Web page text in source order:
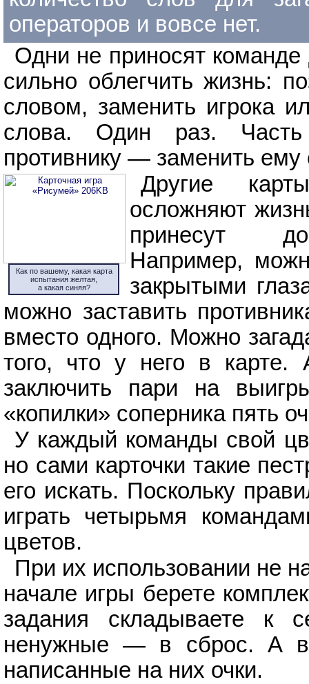
операторов и вовсе нет.
Одни не приносят команде
сильно облегчить жизнь:
словом, заменить игрока
слова. Один раз.
противнику — заменить
Как по вашему, какая карта
испытания желтая,
а какая синяя?
Другие
осложняют
принесут
Например,
закрытыми
можно заставить
вместо одного. Можно
того, что у него в
заключить пари на
«копилки» соперника пять
У каждый команды свой
но сами карточки такие
его искать. Поскольку
играть четырьмя
цветов.
При их использовании не
начале игры берете
задания складываете к
ненужные — в сброс. А в
написанные на них очки.